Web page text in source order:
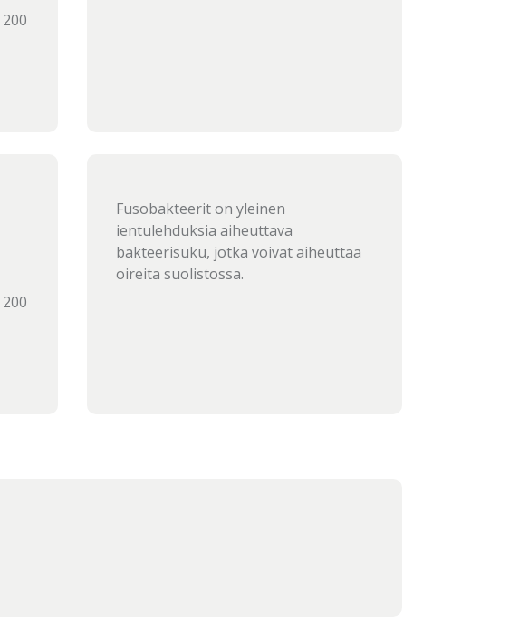
200
200
Fusobakteerit on yleinen
ientulehduksia aiheuttava
bakteerisuku, jotka voivat aiheuttaa
oireita suolistossa.